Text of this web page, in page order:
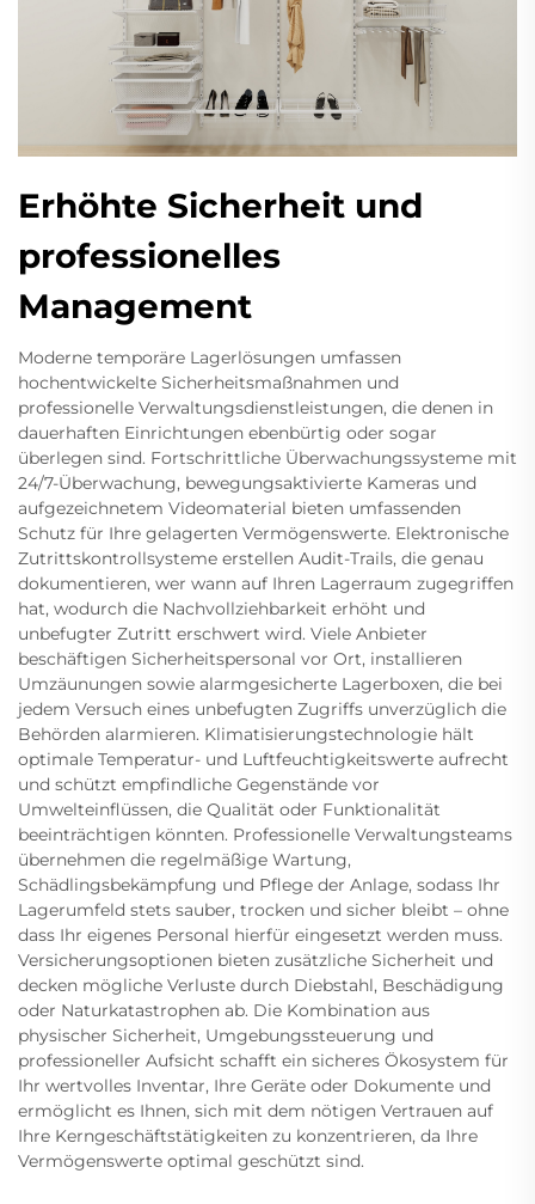
Erhöhte Sicherheit und
professionelles
Management
Moderne temporäre Lagerlösungen umfassen
hochentwickelte Sicherheitsmaßnahmen und
professionelle Verwaltungsdienstleistungen, die denen in
dauerhaften Einrichtungen ebenbürtig oder sogar
überlegen sind. Fortschrittliche Überwachungssysteme mit
24/7-Überwachung, bewegungsaktivierte Kameras und
aufgezeichnetem Videomaterial bieten umfassenden
Schutz für Ihre gelagerten Vermögenswerte. Elektronische
Zutrittskontrollsysteme erstellen Audit-Trails, die genau
dokumentieren, wer wann auf Ihren Lagerraum zugegriffen
hat, wodurch die Nachvollziehbarkeit erhöht und
unbefugter Zutritt erschwert wird. Viele Anbieter
beschäftigen Sicherheitspersonal vor Ort, installieren
Umzäunungen sowie alarmgesicherte Lagerboxen, die bei
jedem Versuch eines unbefugten Zugriffs unverzüglich die
Behörden alarmieren. Klimatisierungstechnologie hält
optimale Temperatur- und Luftfeuchtigkeitswerte aufrecht
und schützt empfindliche Gegenstände vor
Umwelteinflüssen, die Qualität oder Funktionalität
beeinträchtigen könnten. Professionelle Verwaltungsteams
übernehmen die regelmäßige Wartung,
Schädlingsbekämpfung und Pflege der Anlage, sodass Ihr
Lagerumfeld stets sauber, trocken und sicher bleibt – ohne
dass Ihr eigenes Personal hierfür eingesetzt werden muss.
Versicherungsoptionen bieten zusätzliche Sicherheit und
decken mögliche Verluste durch Diebstahl, Beschädigung
oder Naturkatastrophen ab. Die Kombination aus
physischer Sicherheit, Umgebungssteuerung und
professioneller Aufsicht schafft ein sicheres Ökosystem für
Ihr wertvolles Inventar, Ihre Geräte oder Dokumente und
ermöglicht es Ihnen, sich mit dem nötigen Vertrauen auf
Ihre Kerngeschäftstätigkeiten zu konzentrieren, da Ihre
Vermögenswerte optimal geschützt sind.